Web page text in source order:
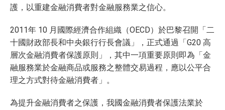
護，以重建金融消費者對金融服務業之信心。
2011年 10 月國際經濟合作組織（OECD）於巴黎召開「二
十國財政部長和中央銀行行長會議」，正式通過「G20 高
層次金融消費者保護原則」，其中一項重要原則即為「金
融服務業於金融商品或服務之整體交易過程，應以公平合
理之方式對待金融消費者」。
為提升金融消費者之保護，我國金融消費者保護法業於